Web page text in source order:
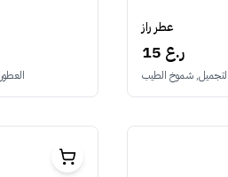
عطر راز
15 ر.ع
شموخ الطيب